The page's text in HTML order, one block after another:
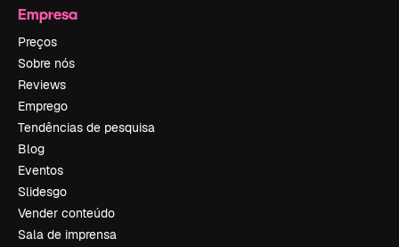
Empresa
Preços
Sobre nós
Reviews
Emprego
Tendências de pesquisa
Blog
Eventos
Slidesgo
Vender conteúdo
Sala de imprensa